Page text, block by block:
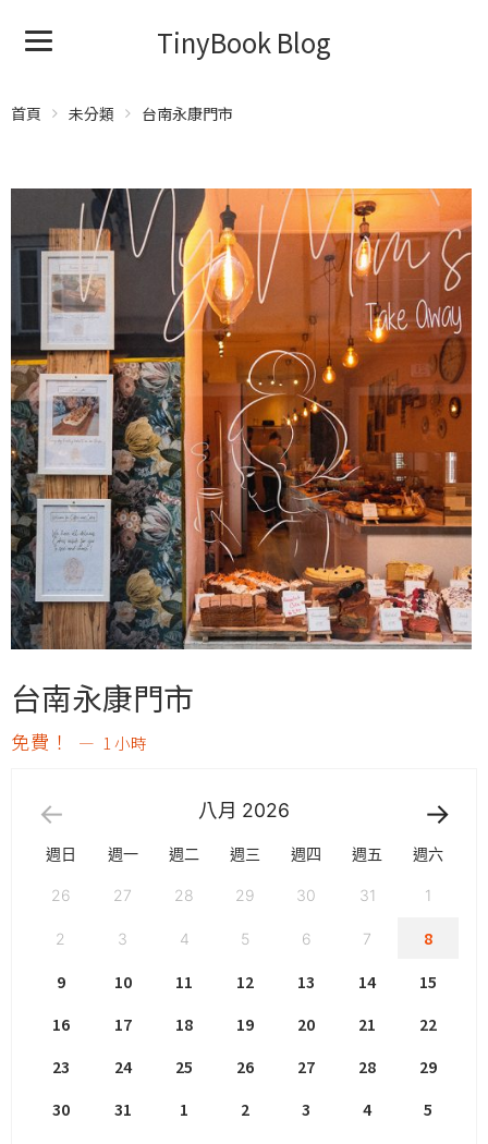
TinyBook Blog
首頁 未分類 台南永康門市
台南永康門市
免費！ 1 小時
八月 2026
週日 週一 週二 週三 週四 週五 週六
26 27 28 29 30 31 1
2 3 4 5 6 7
8
9
10 11 12 13 14
15
16
17 18 19 20 21
22
23
24 25 26 27 28
29
30
31 1 2 3 4 5